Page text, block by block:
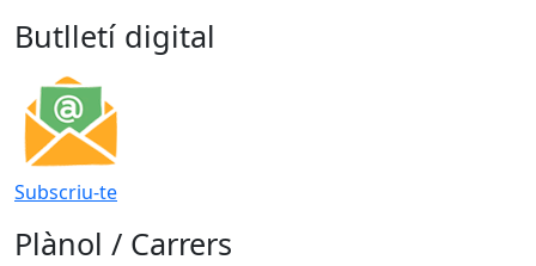
Butlletí digital
Subscriu-te
Plànol / Carrers